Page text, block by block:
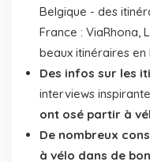
Belgique - des
France : ViaRhona,
beaux itinéraires en
Des infos sur les
interviews
ont osé partir à
De nombreux
à vélo dans de